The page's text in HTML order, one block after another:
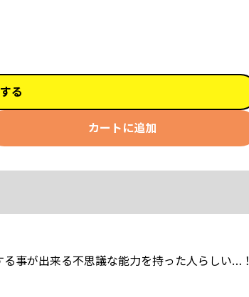
る
カートに追加
事が出来る不思議な能力を持った人らしい…！